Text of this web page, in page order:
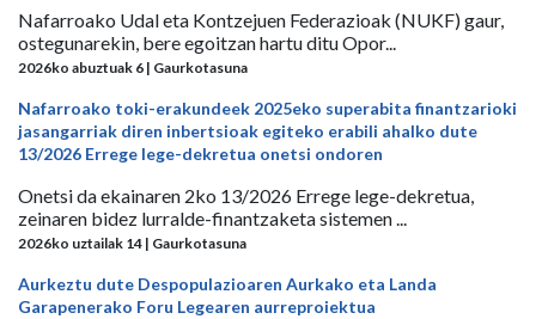
Nafarroako Udal eta Kontzejuen Federazioak (NUKF) gaur,
ostegunarekin, bere egoitzan hartu ditu Opor...
2026ko abuztuak 6 | Gaurkotasuna
Nafarroako toki-erakundeek 2025eko superabita finantzarioki
jasangarriak diren inbertsioak egiteko erabili ahalko dute
13/2026 Errege lege-dekretua onetsi ondoren
Onetsi da ekainaren 2ko 13/2026 Errege lege-dekretua,
zeinaren bidez lurralde-finantzaketa sistemen ...
2026ko uztailak 14 | Gaurkotasuna
Aurkeztu dute Despopulazioaren Aurkako eta Landa
Garapenerako Foru Legearen aurreproiektua